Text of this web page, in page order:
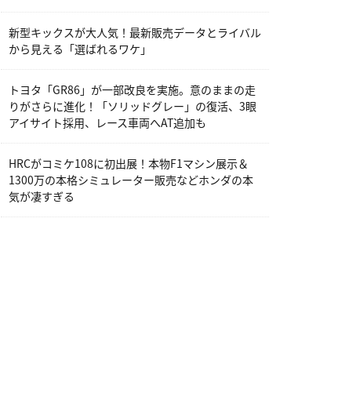
新型キックスが大人気！最新販売データとライバル
から見える「選ばれるワケ」
トヨタ「GR86」が一部改良を実施。意のままの走
りがさらに進化！「ソリッドグレー」の復活、3眼
アイサイト採用、レース車両へAT追加も
HRCがコミケ108に初出展！本物F1マシン展示＆
1300万の本格シミュレーター販売などホンダの本
気が凄すぎる